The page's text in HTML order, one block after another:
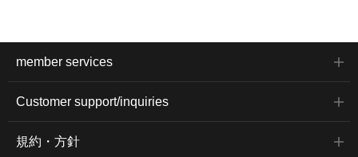
member services
Customer support/inquiries
規約・方針